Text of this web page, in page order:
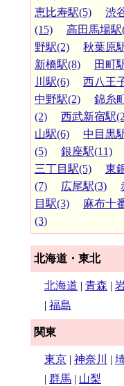
恵比寿駅(5)
渋
(15)
高田馬場駅
野駅(2)
秋葉原
新橋駅(8)
田町
川駅(6)
西八王
中野駅(2)
錦糸
(2)
西武新宿駅
山駅(6)
中目黒
(5)
銀座駅(11)
三丁目駅(5)
東
(7)
広尾駅(3)
目駅(3)
麻布十
(3)
北海道・東北
北海道 | 青森 |
| 福島
関東
東京 | 神奈川 |
| 群馬 | 山梨